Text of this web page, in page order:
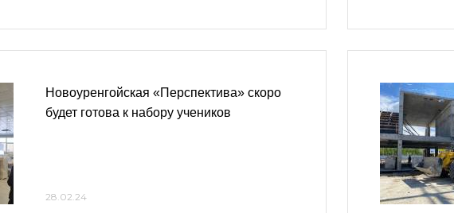
Новоуренгойская «Перспектива» скоро
будет готова к набору учеников
28.02.24